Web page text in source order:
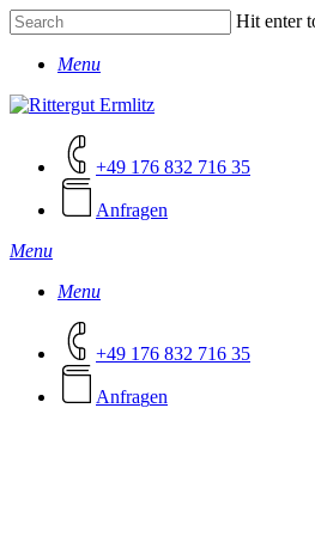
Skip
to
main
Hit enter
SearchMenu
+49 176 832 716 35
Anfragen
Menu
Menu
+49 176 832 716 35
Anfragen